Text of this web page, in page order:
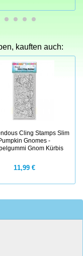
kauften auch:
Cling Stamps Slim
Gnomes -
Gnom Kürbis
11,99 €